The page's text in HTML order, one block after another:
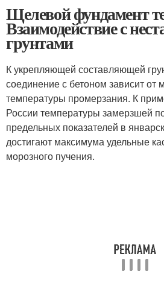
Щелевой фундамент
Взаимодействие с
грунтами
К укрепляющей составляющей
соединение с бетоном зависит от
температуры промерзания. К
России температуры замерзшей
предельных показателей в
достигают максимума удельные
морозного пучения.